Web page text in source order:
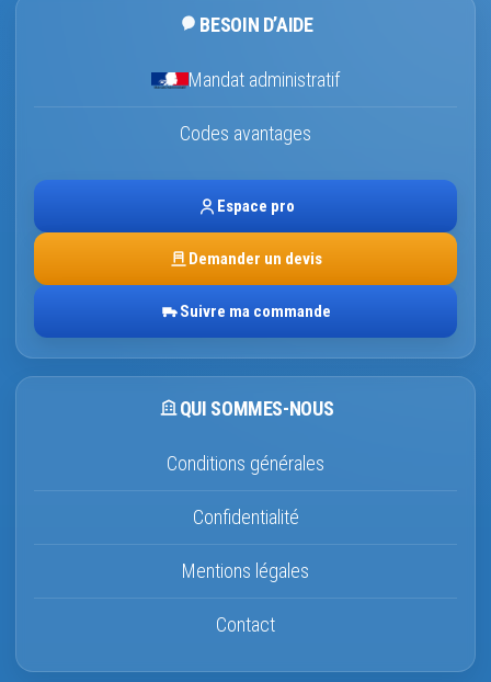
BESOIN D’AIDE
Mandat administratif
Codes avantages
Espace pro
Demander un devis
Suivre ma commande
QUI SOMMES-NOUS
Conditions générales
Confidentialité
Mentions légales
Contact